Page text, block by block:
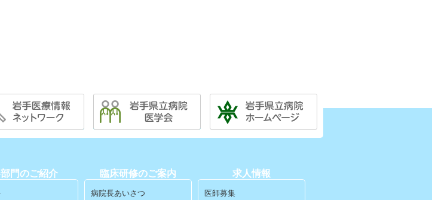
門のご紹介 臨床研修のご案内
病院長あいさつ
求人情報
医師募集